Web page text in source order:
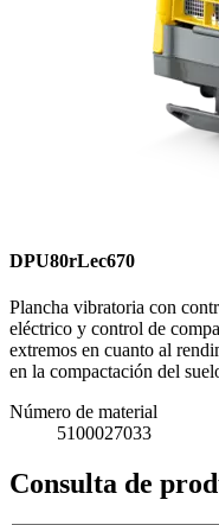
DPU80rLec670
Plancha vibratoria con
eléctrico y control de
extremos en cuanto al
en la compactación del
Número de material
5100027033
Consulta de